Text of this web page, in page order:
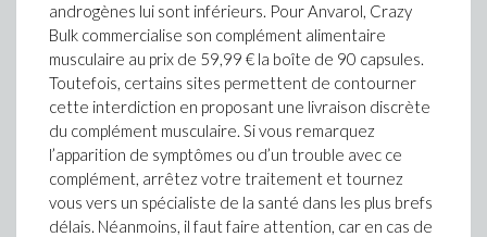
androgènes lui sont inférieurs. Pour Anvarol, Crazy
Bulk commercialise son complément alimentaire
musculaire au prix de 59,99 € la boîte de 90 capsules.
Toutefois, certains sites permettent de contourner
cette interdiction en proposant une livraison discrète
du complément musculaire. Si vous remarquez
l’apparition de symptômes ou d’un trouble avec ce
complément, arrêtez votre traitement et tournez
vous vers un spécialiste de la santé dans les plus brefs
délais. Néanmoins, il faut faire attention, car en cas de